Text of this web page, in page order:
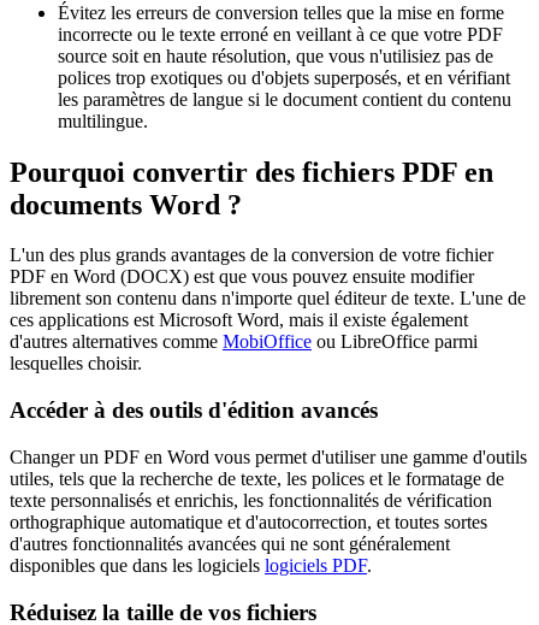
Évitez les erreurs de conversion telles que la mise en forme
incorrecte ou le texte erroné en veillant à ce que votre PDF
source soit en haute résolution, que vous n'utilisiez pas de
polices trop exotiques ou d'objets superposés, et en vérifiant
les paramètres de langue si le document contient du contenu
multilingue.
Pourquoi convertir des fichiers PDF en
documents Word ?
L'un des plus grands avantages de la conversion de votre fichier
PDF en Word (DOCX) est que vous pouvez ensuite modifier
librement son contenu dans n'importe quel éditeur de texte. L'une de
ces applications est Microsoft Word, mais il existe également
d'autres alternatives comme MobiOffice ou LibreOffice parmi
lesquelles choisir.
Accéder à des outils d'édition avancés
Changer un PDF en Word vous permet d'utiliser une gamme d'outils
utiles, tels que la recherche de texte, les polices et le formatage de
texte personnalisés et enrichis, les fonctionnalités de vérification
orthographique automatique et d'autocorrection, et toutes sortes
d'autres fonctionnalités avancées qui ne sont généralement
disponibles que dans les logiciels logiciels PDF.
Réduisez la taille de vos fichiers